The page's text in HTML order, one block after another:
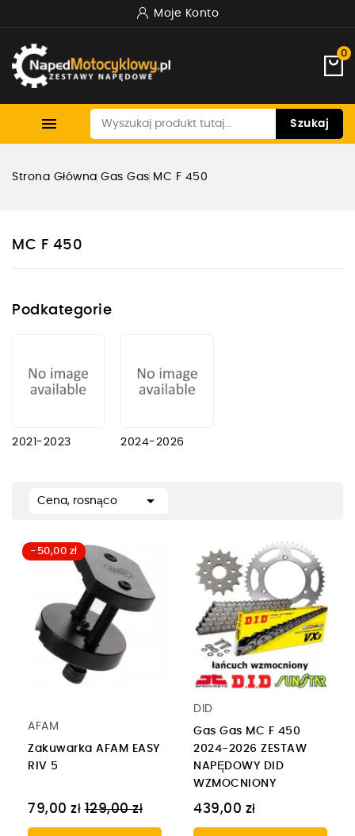
Moje Konto
0
 Szukaj
Strona Główna Gas Gas MC F 450
MC F 450
Podkategorie
2021-2023 2024-2026
Cena, rosnąco 
-50,00 zł
AFAM
Zakuwarka AFAM EASY
RIV 5
79,00 zł Cena
regularna
129,00 zł
DID
Gas Gas MC F 450
2024-2026 ZESTAW
NAPĘDOWY DID
WZMOCNIONY
439,00 zł